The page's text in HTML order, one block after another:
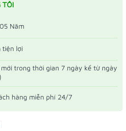
TÔI
Năm
tiện lợi
trong thời gian 7 ngày kể từ ngày
hàng miễn phí 24/7